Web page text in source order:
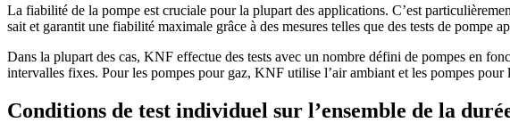
La fiabilité de la pompe est cruciale pour la plupart des applications. C’est
sait et garantit une fiabilité maximale grâce à des mesures telles que des tests de
Dans la plupart des cas, KNF effectue des tests avec un nombre défini de pompes en
intervalles fixes. Pour les pompes pour gaz, KNF utilise l’air ambiant et les pompes pour
Conditions de test individuel sur l’ensemble de la